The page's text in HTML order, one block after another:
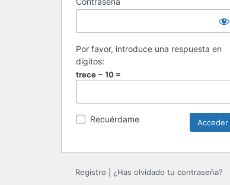
Por favor, introduce una respuesta en
dígitos:
trece − 10 =
Recuérdame
Registro ¿Has olvidado tu contraseña?